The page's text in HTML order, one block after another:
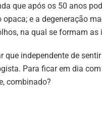
que após os 50 anos
opaca; e a degeneração
na qual se formam as
que independente de
Para ficar em dia
combinado?